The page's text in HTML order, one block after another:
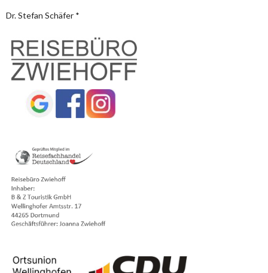
Dr. Stefan Schäfer *